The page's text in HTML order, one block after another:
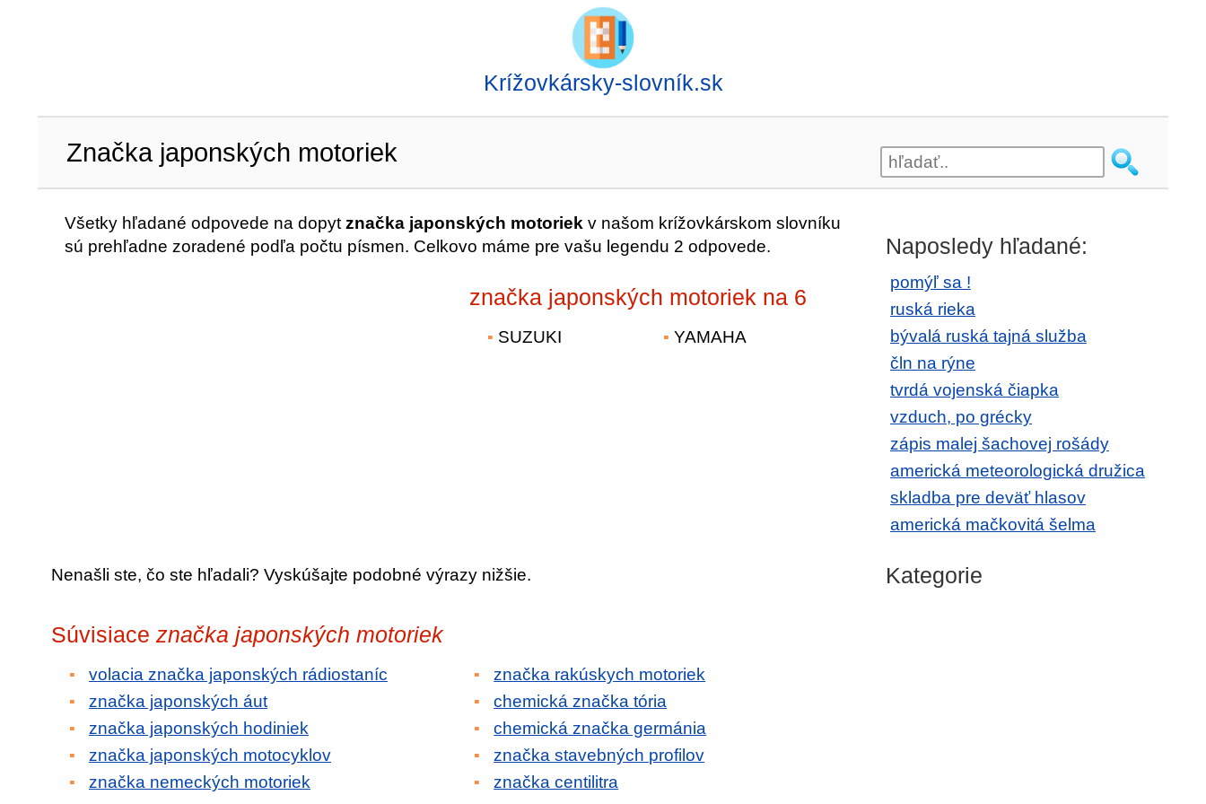
Krížovkársky-slovník.sk
Značka japonských motoriek
Všetky hľadané odpovede na dopyt značka japonských motoriek v našom krížovkárskom slovníku
sú prehľadne zoradené podľa počtu písmen. Celkovo máme pre vašu legendu 2 odpovede.
značka japonských motoriek na 6
SUZUKI YAMAHA
Nenašli ste, čo ste hľadali? Vyskúšajte podobné výrazy nižšie.
Súvisiace značka japonských motoriek
volacia značka japonských rádiostaníc
značka japonských áut
značka japonských hodiniek
značka japonských motocyklov
značka nemeckých motoriek
značka rakúskych motoriek
chemická značka tória
chemická značka germánia
značka stavebných profilov
značka centilitra
Naposledy hľadané:
pomýľ sa !
ruská rieka
bývalá ruská tajná služba
čln na rýne
tvrdá vojenská čiapka
vzduch, po grécky
zápis malej šachovej rošády
americká meteorologická družica
skladba pre deväť hlasov
americká mačkovitá šelma
Kategorie